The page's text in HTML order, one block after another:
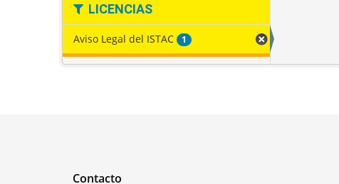
LICENCIAS
Aviso Legal del ISTAC 1
Contacto